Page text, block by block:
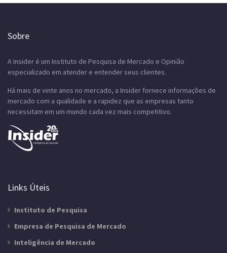
Sobre
A Insider é um Instituto de Pesquisa de Mercado e Opinião
especializado em atender e entender seus clientes.
Há mais de vinte anos no mercado, a Insider fornece informações de
mercado com a qualidade e a rapidez que as empresas tanto
necessitam em um mundo cada vez mais competitivo.
Links Úteis
Instituto de Pesquisa
Empresa de Pesquisa de Mercado
Inteligência de Mercado